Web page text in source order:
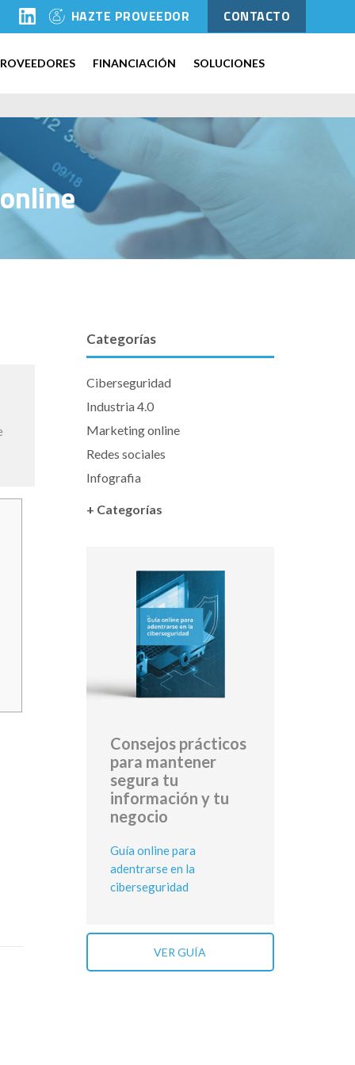
HAZTE PROVEEDOR CONTACTO
FINANCIACIÓN SOLUCIONES
Categorías
Ciberseguridad
Industria 4.0
Marketing online
Redes sociales
Infografia
+ Categorías
Consejos prácticos
para mantener
segura tu
información y tu
negocio
Guía online para
adentrarse en la
ciberseguridad
VER GUÍA